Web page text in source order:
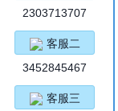
2303713707
客服二
3452845467
客服三